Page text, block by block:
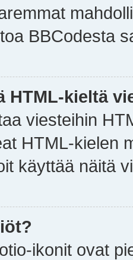
BBCodesta
HTML-kieltä
viesteihin
HTML-kielen
käyttää näitä
ikonit ovat